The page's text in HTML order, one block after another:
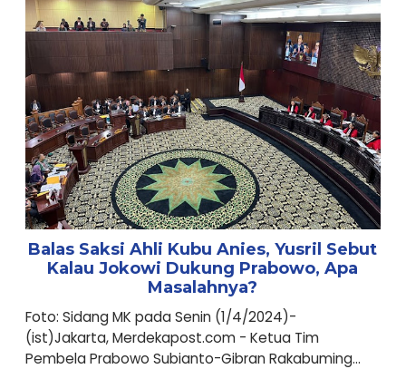
Balas Saksi Ahli Kubu Anies, Yusril Sebut
Kalau Jokowi Dukung Prabowo, Apa
Masalahnya?
Foto: Sidang MK pada Senin (1/4/2024)-
(ist)Jakarta, Merdekapost.com - Ketua Tim
Pembela Prabowo Subianto-Gibran Rakabuming...